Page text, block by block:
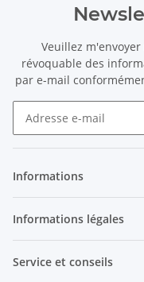
Veuillez
révoquable des
par e-mail
Informations
Informations légales
Service et conseils